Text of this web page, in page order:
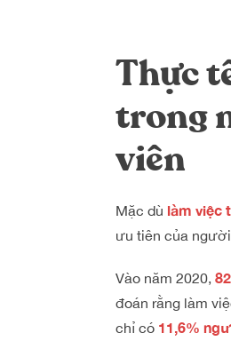
Thực
trong
viên
Mặc dù làm việc
ưu tiên của
Vào năm 2020,
đoán rằng làm
chỉ có 11,6%